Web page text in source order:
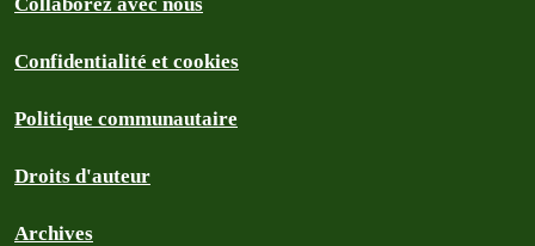
Confidentialité et cookies
Politique communautaire
Droits d'auteur
Archives